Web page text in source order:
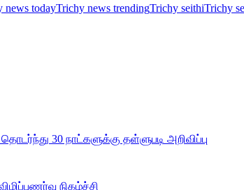
news todayTrichy news trendingTrichy seithiTrichy
30 நாட்களுக்கு தள்ளுபடி அறிவிப்பு
நிகழ்ச்சி